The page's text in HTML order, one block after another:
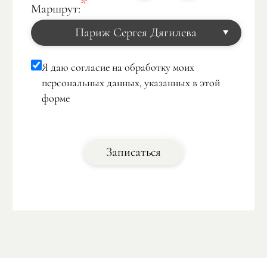
Маршрут:
Париж Сергея Дягилева
Атлантида
Другое Возрождение: квартал Марэ
Фотограф в Париже
Париж Наполеона
Монмартр
ДНК Парижа: от Античности до
Средневековья
Я даю согласие на обработку моих
персональных данных, указанных в этой
форме
Записаться